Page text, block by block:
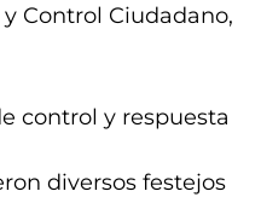
Control Ciudadano,
control y respuesta
diversos festejos